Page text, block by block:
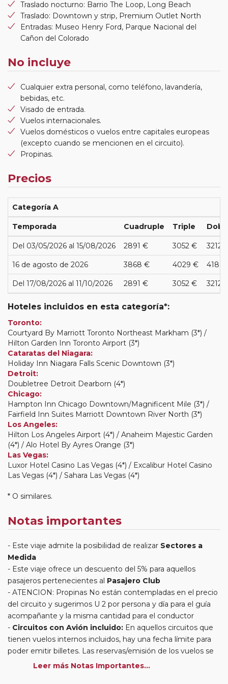
Traslado nocturno: Barrio The Loop, Long Beach
Traslado: Downtown y strip, Premium Outlet North
Entradas: Museo Henry Ford, Parque Nacional del
Cañon del Colorado
No incluye
Cualquier extra personal, como teléfono, lavandería,
bebidas, etc.
Visado de entrada.
Vuelos internacionales.
Vuelos domésticos o vuelos entre capitales europeas
(excepto cuando se mencionen en el circuito).
Propinas.
Precios
Categoría A
Temporada Cuadruple Triple
Del 03/05/2026 al 15/08/2026 2891 € 3052 € 3212
16 de agosto de 2026 3868 € 4029 € 4189
Del 17/08/2026 al 11/10/2026 2891 € 3052 € 3212
Hoteles incluidos en esta categoría*:
Toronto:
Courtyard By Marriott Toronto Northeast Markham (3*) /
Hilton Garden Inn Toronto Airport (3*)
Cataratas del Niagara:
Holiday Inn Niagara Falls Scenic Downtown (3*)
Detroit:
Doubletree Detroit Dearborn (4*)
Chicago:
Hampton Inn Chicago Downtown/Magnificent Mile (3*) /
Fairfield Inn Suites Marriott Downtown River North (3*)
Los Angeles:
Hilton Los Angeles Airport (4*) / Anaheim Majestic Garden
(4*) / Alo Hotel By Ayres Orange (3*)
Las Vegas:
Luxor Hotel Casino Las Vegas (4*) / Excalibur Hotel Casino
Las Vegas (4*) / Sahara Las Vegas (4*)
* O similares.
Notas importantes
Este viaje admite la posibilidad de realizar Sectores a
Medida
Este viaje ofrece un descuento del 5% para aquellos
pasajeros pertenecientes al Pasajero Club
ATENCION: Propinas No están contempladas en el precio
del circuito y sugerimos U 2 por persona y día para el guía
acompañante y la misma cantidad para el conductor
Circuitos con Avión incluido: En aquellos circuitos que
tienen vuelos internos incluidos, hay una fecha límite para
poder emitir billetes. Las reservas/emisión de los vuelos se
realizarán con los datos / documentación presentada por el
Leer más Notas Importantes...